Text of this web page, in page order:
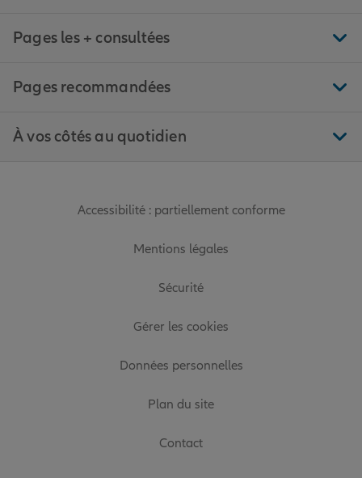
Pages les + consultées
Pages recommandées
À vos côtés au quotidien
Accessibilité : partiellement conforme
Mentions légales
Sécurité
Gérer les cookies
Données personnelles
Plan du site
Contact